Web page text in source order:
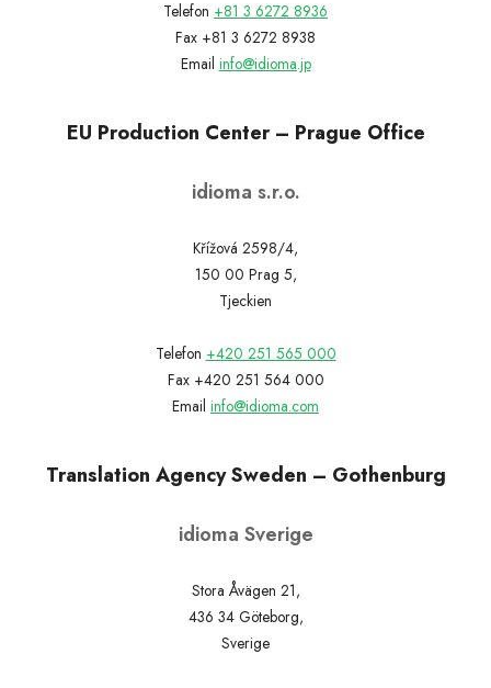
Telefon +81 3 6272 8936
Fax +81 3 6272 8938
Email info@idioma.jp
EU Production Center – Prague Office
idioma s.r.o.
Křížová 2598/4,
150 00 Prag 5,
Tjeckien
Telefon +420 251 565 000
Fax +420 251 564 000
Email info@idioma.com
Translation Agency Sweden – Gothenburg
idioma Sverige
Stora Åvägen 21,
436 34 Göteborg,
Sverige